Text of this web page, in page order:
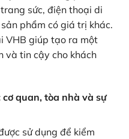
sức, điện thoại di
phẩm có giá trị khác.
VHB giúp tạo ra một
và tin cậy cho khách
quan, tòa nhà và sự
sử dụng để kiểm